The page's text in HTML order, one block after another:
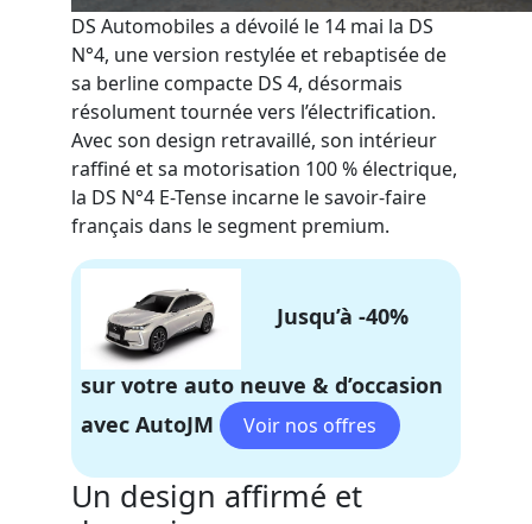
DS Automobiles a dévoilé le 14 mai la DS
N°4, une version restylée et rebaptisée de
sa berline compacte DS 4, désormais
résolument tournée vers l’électrification.
Avec son design retravaillé, son intérieur
raffiné et sa motorisation 100 % électrique,
la DS N°4 E-Tense incarne le savoir-faire
français dans le segment premium.
Jusqu’à -40%
sur votre auto neuve & d’occasion
avec AutoJM
Un design affirmé et